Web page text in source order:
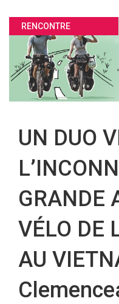
RENCONTRE
UN DUO
GRANDE
VÉLO DE
AU